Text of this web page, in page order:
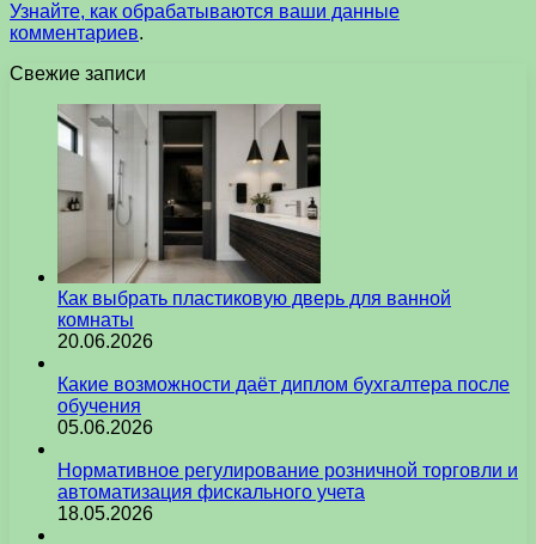
Узнайте, как обрабатываются ваши данные
комментариев.
Свежие записи
Как выбрать пластиковую дверь для ванной
комнаты
20.06.2026
Какие возможности даёт диплом бухгалтера после
обучения
05.06.2026
Нормативное регулирование розничной торговли и
автоматизация фискального учета
18.05.2026